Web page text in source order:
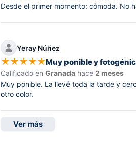
Desde el primer momento: cómoda. No
Yeray Núñez
★★★★★Muy ponible y
Calificado enGranada hace2 meses
Muy ponible. La llevé toda la tarde y
otro color.
Ver más